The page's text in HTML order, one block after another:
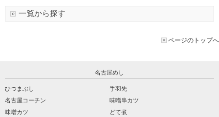
一覧から探す
ページのトップへ
名古屋めし
ひつまぶし
名古屋コーチン
味噌カツ
手羽先
味噌串カツ
どて煮